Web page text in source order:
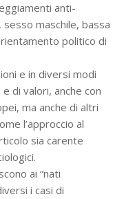
anti-
maschile, bassa
politico di
e in diversi modi
di valori, anche con
ma anche di altri
l’approccio al
sia carente
ai “nati
i casi di